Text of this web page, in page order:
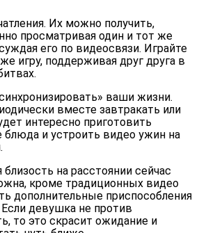
Их можно получить,
просматривая один и тот же
его по видеосвязи. Играйте
игру, поддерживая друг друга в
ваши жизни.
вместе завтракать или
интересно приготовить
блюда и устроить видео ужин на
на расстоянии сейчас
кроме традиционных видео
дополнительные приспособления
девушка не против
то это скрасит ожидание и